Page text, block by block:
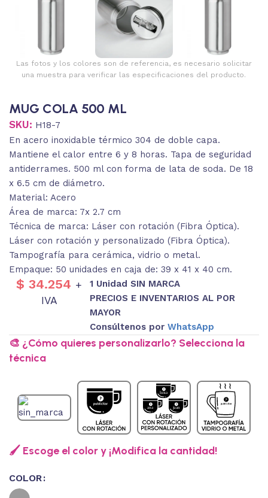
Las fotos y los colores son de referencia, es necesario solicitar
una muestra para verificar las especificaciones del producto.
MUG COLA 500 ML
SKU: H18-7
En acero inoxidable térmico 304 de doble capa.
Mantiene el calor entre 6 y 8 horas. Tapa de seguridad
antiderrames. 500 ml con forma de lata de soda. De 18
x 6.5 cm de diámetro.
Material: Acero
Área de marca: 7x 2.7 cm
Técnica de marca: Láser con rotación (Fibra Óptica).
Láser con rotación y personalizado (Fibra Óptica).
Tampografía para cerámica, vidrio o metal.
Empaque: 50 unidades en caja de: 39 x 41 x 40 cm.
$ 34.254 +
IVA
1 Unidad SIN MARCA
PRECIOS E INVENTARIOS AL POR
MAYOR
Consúltenos por WhatsApp
🎨 ¿Cómo quieres personalizarlo? Selecciona la
técnica
🖌️ Escoge el color y ¡Modifica la cantidad!
COLOR